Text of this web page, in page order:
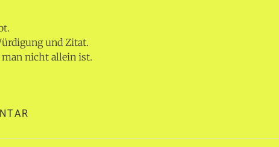
und Zitat.
man nicht allein ist.